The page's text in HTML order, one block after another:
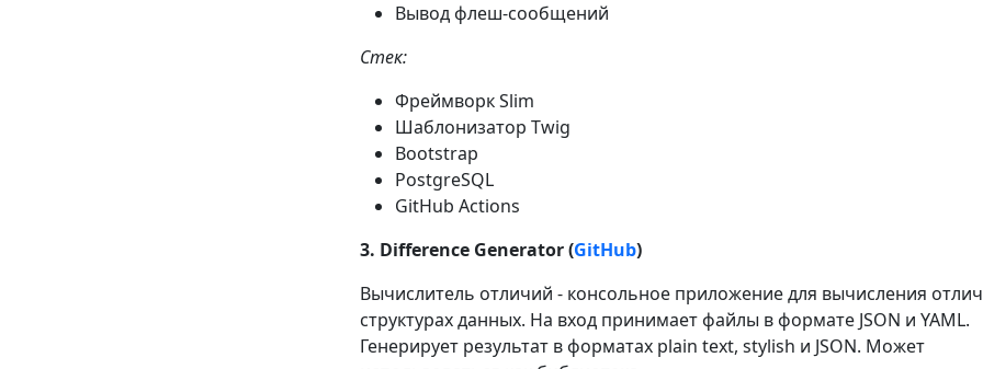
Вывод флеш-сообщений
Стек:
Фреймворк Slim
Шаблонизатор Twig
Bootstrap
PostgreSQL
GitHub Actions
3. Difference Generator (GitHub)
Вычислитель отличий - консольное приложение для вычисления
структурах данных. На вход принимает файлы в формате JSON и YAML.
Генерирует результат в форматах plain text, stylish и JSON. Может